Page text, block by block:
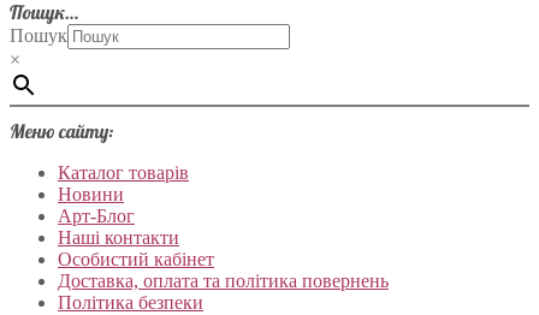
Пошук…
Пошук
×
Меню сайту:
Каталог товарів
Новини
Арт-Блог
Наші контакти
Особистий кабінет
Доставка, оплата та політика повернень
Політика безпеки